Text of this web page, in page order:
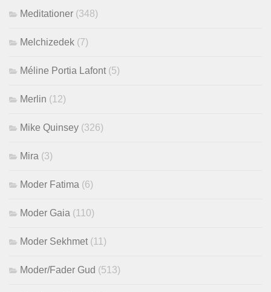
Meditationer (348)
Melchizedek (7)
Méline Portia Lafont (5)
Merlin (12)
Mike Quinsey (326)
Mira (3)
Moder Fatima (6)
Moder Gaia (110)
Moder Sekhmet (11)
Moder/Fader Gud (513)